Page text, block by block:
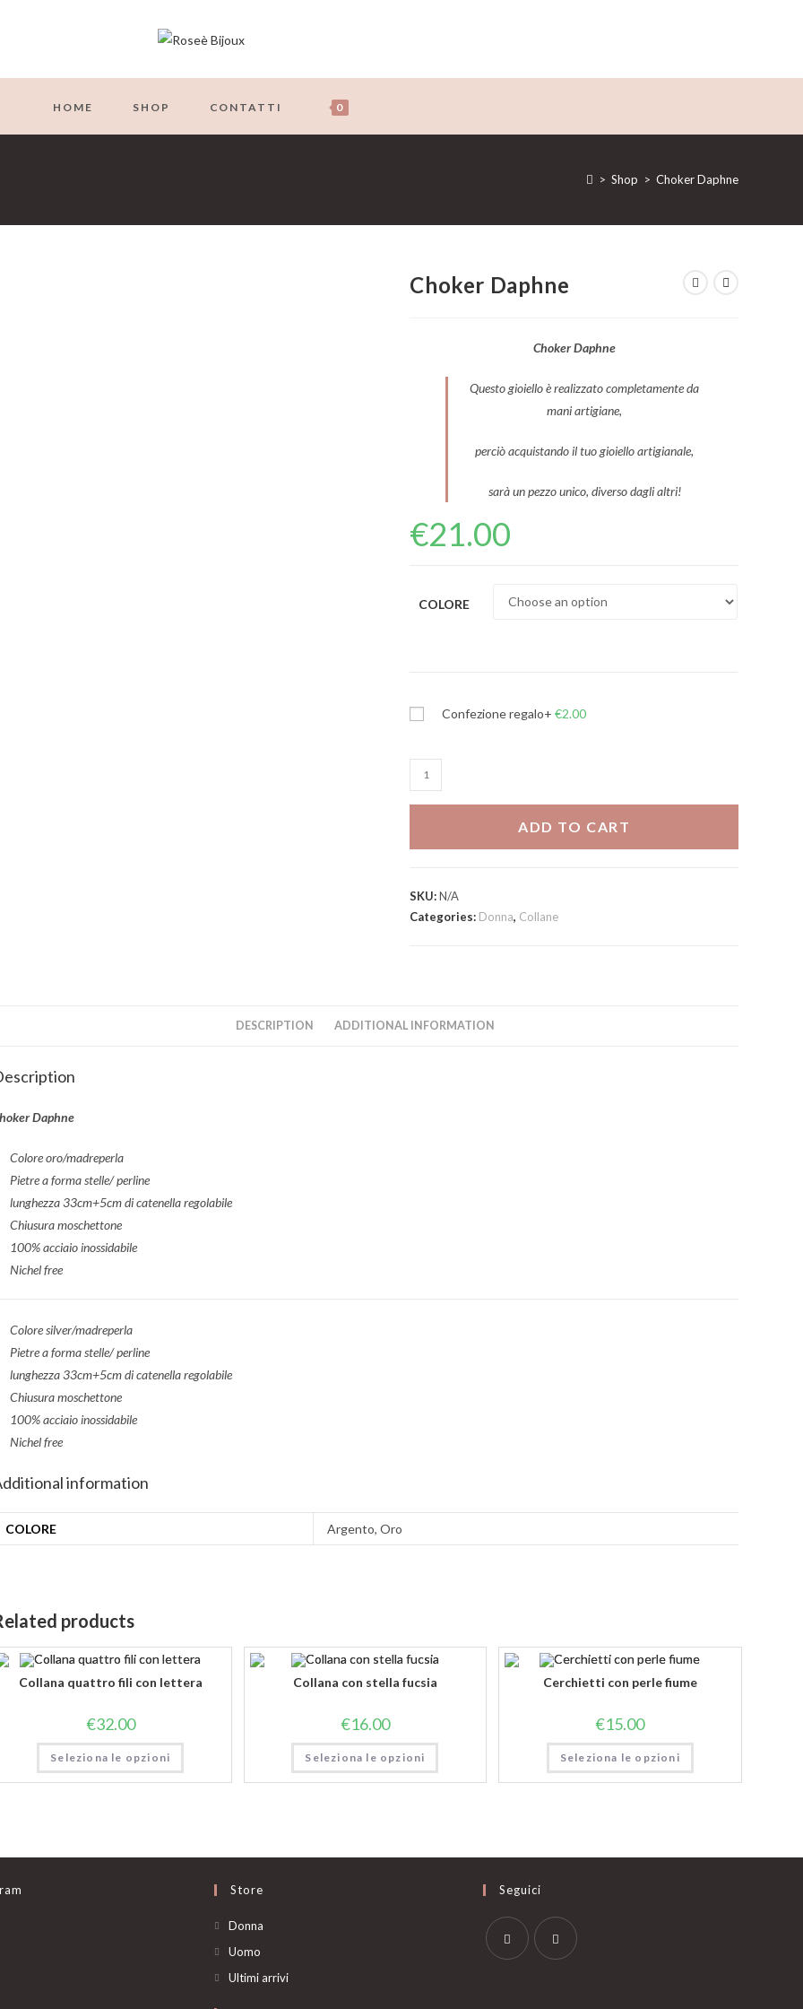
HOME SHOP CONTATTI 0
> Shop > Choker Daphne
Choker Daphne
Choker Daphne
Questo gioiello è realizzato completamente da
mani artigiane,
perciò acquistando il tuo gioiello artigianale,
sarà un pezzo unico, diverso dagli altri!
€21.00
COLORE
Confezione regalo+ €2.00
Choker
Daphne
ADD TO CART
SKU:N/A
Categories: Donna, Collane
DESCRIPTION ADDITIONAL INFORMATION
Daphne
Colore oro/madreperla
Pietre a forma stelle/ perline
lunghezza 33cm+5cm di catenella regolabile
Chiusura moschettone
100% acciaio inossidabile
Nichel free
Colore silver/madreperla
Pietre a forma stelle/ perline
lunghezza 33cm+5cm di catenella regolabile
Chiusura moschettone
100% acciaio inossidabile
Nichel free
information
COLORE Argento, Oro
products
Collana quattro fili con lettera
€32.00
Seleziona le opzioni
Collana con stella fucsia
€16.00
Seleziona le opzioni
Cerchietti con perle fiume
€15.00
Seleziona le opzioni
Store
Donna
Uomo
in
Ultimi arriviOpens
Seguici